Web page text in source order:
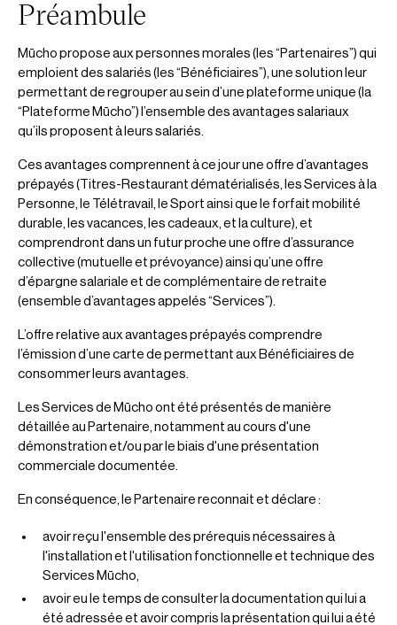
espaces personnels pour les Bénéficiaires
I.2. Emission, production et livraison des Cartes
I.2.1 Livraison des Cartes
I.2.2 Conditions d’utilisation des Cartes par les
I.2.3 Remplacement des Cartes et mise en opposition
I.3 Commande et fonctionnement des Titres-
I.4. Recharge et fonctionnement des cagnottes
I.5. Principaux flux monétaires
I.6. Remboursement
I.7. Entrée en vigueur, durée et résiliation de la
convention
3. Résiliation
I.8. Tarifs
II.3. Politique de modifications des CGUV
1. Droit de Modification
3. Prise d'Effet des Modifications
4. Acceptation des Modifications
5. Litiges et Validité des Clauses
II.4. Politique de responsabilités, de gestion des litiges
& de propriété intellectuelle
II.5. Cas de la force majeure
Préambule
Mūcho propose aux personnes morales (les “Partenaires”) qui
emploient des salariés (les “Bénéficiaires”), une solution leur
permettant de regrouper au sein d’une plateforme unique (la
“Plateforme Mūcho”) l’ensemble des avantages salariaux
qu’ils proposent à leurs salariés.
Ces avantages comprennent à ce jour une offre d’avantages
prépayés (Titres-Restaurant dématérialisés, les Services à la
Personne, le Télétravail, le Sport ainsi que le forfait mobilité
durable, les vacances, les cadeaux, et la culture), et
comprendront dans un futur proche une offre d’assurance
collective (mutuelle et prévoyance) ainsi qu’une offre
d’épargne salariale et de complémentaire de retraite
(ensemble d’avantages appelés “Services”).
L’offre relative aux avantages prépayés comprendre
l’émission d’une carte de permettant aux Bénéficiaires de
consommer leurs avantages.
Les Services de Mūcho ont été présentés de manière
détaillée au Partenaire, notamment au cours d'une
démonstration et/ou par le biais d'une présentation
commerciale documentée.
En conséquence, le Partenaire reconnait et déclare :
avoir reçu l'ensemble des prérequis nécessaires à
l'installation et l'utilisation fonctionnelle et technique des
Services Mūcho,
avoir eu le temps de consulter la documentation qui lui a
été adressée et avoir compris la présentation qui lui a été